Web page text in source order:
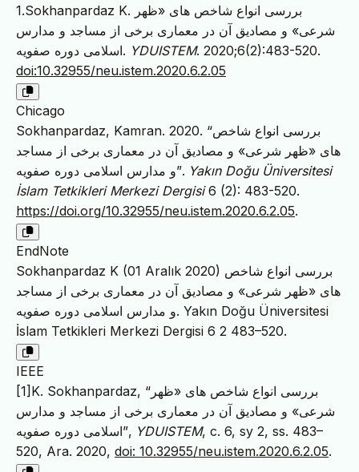
1.Sokhanpardaz K. بررسی انواع شاخص های «ظهر
شرعی» و مصادیق آن در معماری برخی از مساجد و مدارس
اسلامی دوره صفویه. YDUISTEM. 2020;6(2):483-520.
doi:10.32955/neu.istem.2020.6.2.05
Chicago
Sokhanpardaz, Kamran. 2020. “بررسی انواع شاخص
های «ظهر شرعی» و مصادیق آن در معماری برخی از مساجد
و مدارس اسلامی دوره صفویه”. Yakın Doğu Üniversitesi
İslam Tetkikleri Merkezi Dergisi6 (2): 483-520.
https://doi.org/10.32955/neu.istem.2020.6.2.05.
EndNote
Sokhanpardaz K (01 Aralık 2020) بررسی انواع شاخص
های «ظهر شرعی» و مصادیق آن در معماری برخی از مساجد
و مدارس اسلامی دوره صفویه. Yakın Doğu Üniversitesi
İslam Tetkikleri Merkezi Dergisi 6 2 483–520.
IEEE
[1]K. Sokhanpardaz, “بررسی انواع شاخص های «ظهر
شرعی» و مصادیق آن در معماری برخی از مساجد و مدارس
اسلامی دوره صفویه”, YDUISTEM, c. 6, sy 2, ss. 483–
520, Ara. 2020, doi: 10.32955/neu.istem.2020.6.2.05.